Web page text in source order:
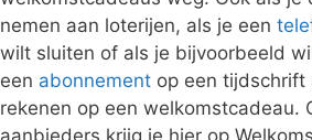
nemen aan loterijen, als je een
wilt sluiten of als je bijvoorbeeld
een abonnement op een tijdschrift
rekenen op een welkomstcadeau.
aanbieders krijg je hier op